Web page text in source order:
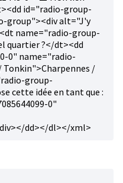
id="radio-group-
group"><div alt="J'y
name="radio-group-
quartier ?</dt><dd
0" name="radio-
/
group-
cette idée en tant que :
0"
dd></dl></xml>